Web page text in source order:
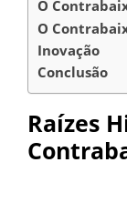
O
O
Inovação
Conclusão
Raízes